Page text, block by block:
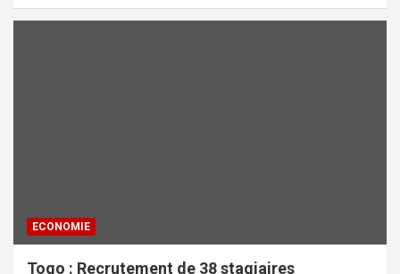
ECONOMIE
Togo : Recrutement de 38 stagiaires